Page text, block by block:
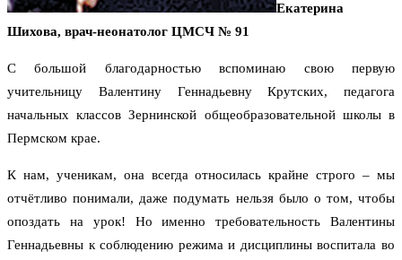
Екатерина
Шихова, врач-неонатолог ЦМСЧ № 91
С большой благодарностью вспоминаю свою первую
учительницу Валентину Геннадьевну Крутских, педагога
начальных классов Зернинской общеобразовательной школы в
Пермском крае.
К нам, ученикам, она всегда относилась крайне строго – мы
отчётливо понимали, даже подумать нельзя было о том, чтобы
опоздать на урок! Но именно требовательность Валентины
Геннадьевны к соблюдению режима и дисциплины воспитала во